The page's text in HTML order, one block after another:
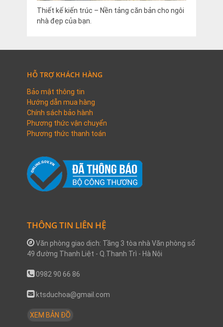
Thiết kế kiến trúc – Nền tảng căn bản cho ngôi
nhà đẹp của bạn.
HỖ TRỢ KHÁCH HÀNG
Bảo mật thông tin
Hướng dẫn mua hàng
Chính sách bảo hành
Phương thức vận chuyển
Phương thức thanh toán
THÔNG TIN LIÊN HỆ
Văn phòng giao dịch: Tầng 3 tòa nhà Văn phòng số
49 đường Thanh Liệt - Q.Thanh Trì - Hà Nội
0982 90 66 86
ktsduchoa@gmail.com
XEM BẢN ĐỒ